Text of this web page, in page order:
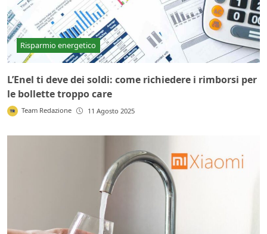
Risparmio energetico
L’Enel ti deve dei soldi: come richiedere i rimborsi per
le bollette troppo care
Team Redazione 11 Agosto 2025